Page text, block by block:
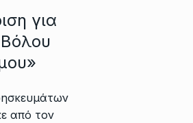
για
από τον